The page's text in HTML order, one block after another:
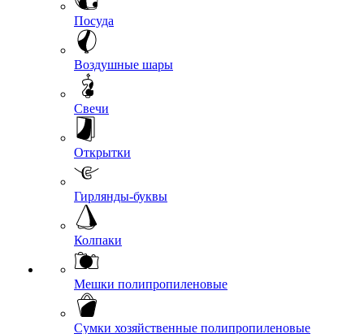
Посуда
Воздушные шары
Свечи
Открытки
Гирлянды-буквы
Колпаки
Мешки полипропиленовые
Сумки хозяйственные полипропиленовые